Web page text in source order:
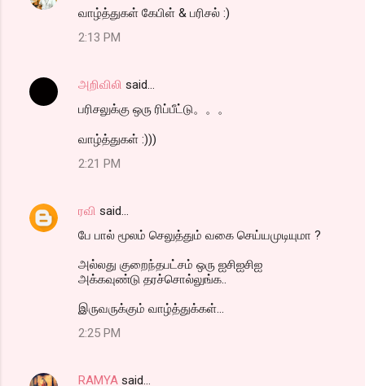
வாழ்த்துகள் கேபிள் & பரிசல் :)
2:13 PM
அறிவிலி said…
பரிசலுக்கு ஒரு ரிப்பீட்டு。。。
வாழ்த்துகள் :)))
2:21 PM
ரவி said…
பே பால் மூலம் செலுத்தும் வகை செய்யமுடியுமா ?
அல்லது குறைந்தபட்சம் ஒரு ஐசிஐசிஐ
அக்கவுண்டு தரச்சொல்லுங்க..
இருவருக்கும் வாழ்த்துக்கள்...
2:25 PM
RAMYA said…